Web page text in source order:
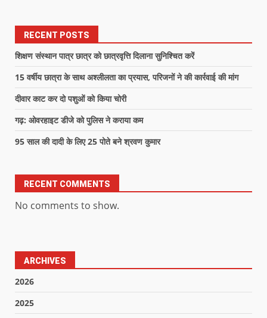
RECENT POSTS
शिक्षण संस्थान पात्र छात्र को छात्रवृत्ति दिलाना सुनिश्चित करें
15 वर्षीय छात्रा के साथ अश्लीलता का प्रयास, परिजनों ने की कार्रवाई की मांग
दीवार काट कर दो पशुओं को किया चोरी
गढ़: ओवरहाइट डीजे को पुलिस ने कराया कम
95 साल की दादी के लिए 25 पोते बने श्रवण कुमार
RECENT COMMENTS
No comments to show.
ARCHIVES
2026
2025